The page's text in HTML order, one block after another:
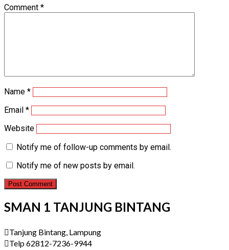
Comment *
Name *
Email *
Website
Notify me of follow-up comments by email.
Notify me of new posts by email.
SMAN 1 TANJUNG BINTANG
Tanjung Bintang, Lampung
Telp 62812-7236-9944